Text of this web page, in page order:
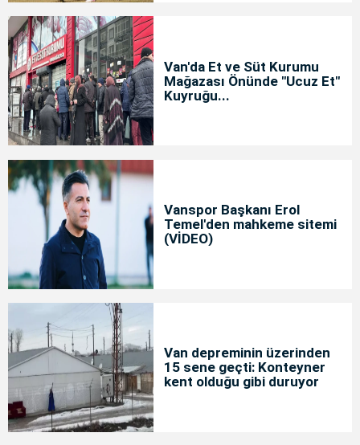
Van'da Et ve Süt Kurumu
Mağazası Önünde "Ucuz Et"
Kuyruğu...
Vanspor Başkanı Erol
Temel'den mahkeme sitemi
(VİDEO)
Van depreminin üzerinden
15 sene geçti: Konteyner
kent olduğu gibi duruyor